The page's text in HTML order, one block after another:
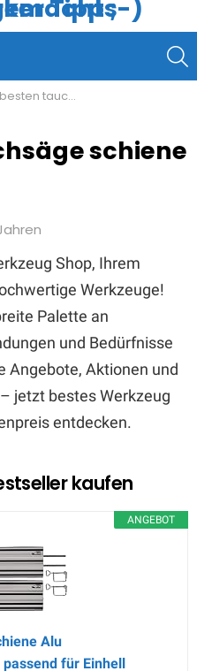
tauchsäge schiene kaufen
schiene
Shop, Ihrem
Werkzeuge!
Palette an
und Bedürfnisse
Angebote, Aktionen und
jetzt bestes Werkzeug
entdecken.
kaufen
ANGEBOT
Alu
für Einhell